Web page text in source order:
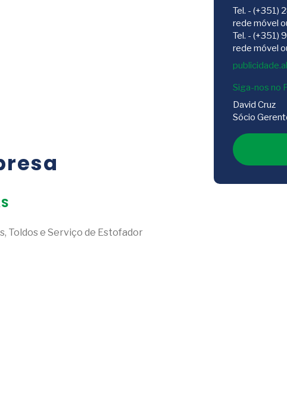
Toldos e Serviço de Estofador
Tel. - (+351)
rede móvel
Tel. - (+351)
rede móvel
Siga-nos no
David Cruz
Sócio